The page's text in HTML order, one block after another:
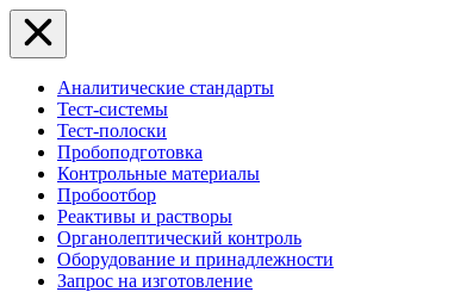
Аналитические стандарты
Тест-системы
Тест-полоски
Пробоподготовка
Контрольные материалы
Пробоотбор
Реактивы и растворы
Органолептический контроль
Оборудование и принадлежности
Запрос на изготовление